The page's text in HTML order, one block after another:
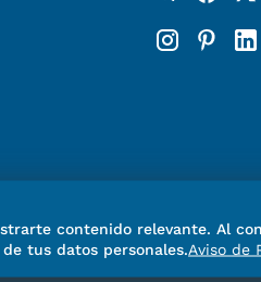
contenido relevante. Al
tus datos personales.Aviso de